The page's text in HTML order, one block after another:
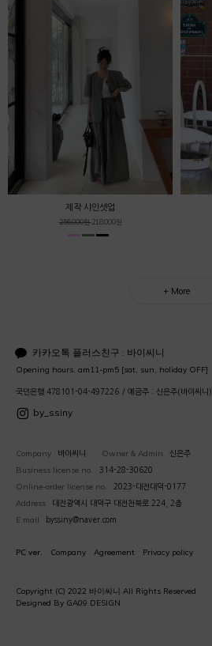
제작 샤인셋업
256,000원 218,000원
+ More
카카오톡 플러스친구 : 바이씨니
Opening hours. am11-pm5 [sat, sun, holiday OFF]
국민은행 478101-04-497226 / 예금주 : 신은주(바이씨니)
by_ssiny
Company 바이씨니 Owner & Admin 신은주
Business license no. 314-28-30620
Online-order license no. 2023-대전대덕-0177
Address 대전광역시 대덕구 대전천북로 224, 2층
E.mail byssiny@naver.com
PC ver. Company Agreement Privacy policy
Copyright (C) 2022 바이씨니 All Rights Reserved
Designed By GA09 DESIGN